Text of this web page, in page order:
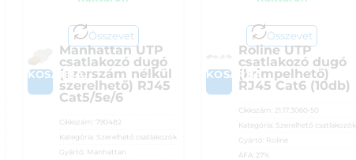
Összevet
KOSÁRBA
Manhattan UTP
csatlakozó dugó
(szerszám nélkül
szerelhető) RJ45
Cat5/5e/6
Cikkszám:790482
Kategória: Szerelhető csatlakozók
Gyártó: Manhattan
Összevet
KOSÁRBA
Roline UTP
csatlakozó dugó
(krimpelhető)
RJ45 Cat6 (10db)
Cikkszám:
21.17.3060-50
Kategória: Szerelhető csatlakozók
Gyártó: Roline
ÁFA:
27%